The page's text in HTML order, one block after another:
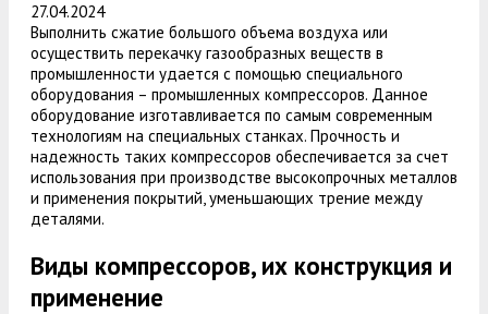
27.04.2024
Выполнить сжатие большого объема воздуха или
осуществить перекачку газообразных веществ в
промышленности удается с помощью специального
оборудования – промышленных компрессоров. Данное
оборудование изготавливается по самым современным
технологиям на специальных станках. Прочность и
надежность таких компрессоров обеспечивается за счет
использования при производстве высокопрочных металлов
и применения покрытий, уменьшающих трение между
деталями.
Виды компрессоров, их конструкция и
применение